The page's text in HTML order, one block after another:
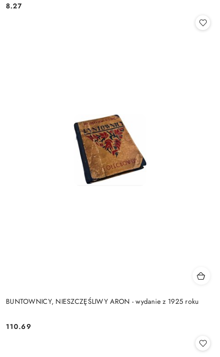
Cena:
8.27
BUNTOWNICY, NIESZCZĘŚLIWY ARON - wydanie z 1925 roku
Cena:
110.69